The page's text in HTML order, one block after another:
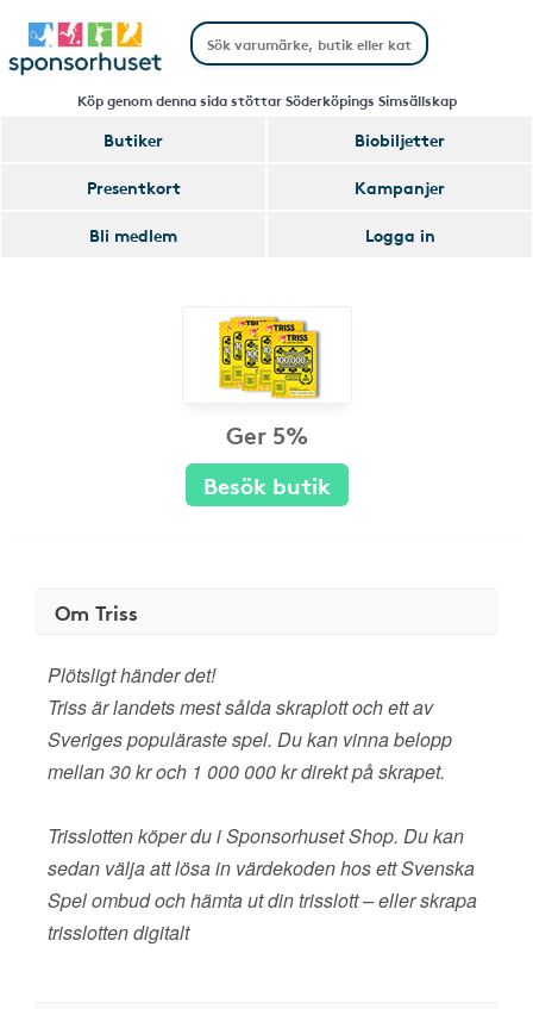
Köp genom denna sida stöttar Söderköpings Simsällskap
Butiker
Biobiljetter
Presentkort
Kampanjer
Bli medlem
Logga in
Ger 5%
Besök butik
Om Triss
Plötsligt händer det!
Triss är landets mest sålda skraplott och ett av
Sveriges populäraste spel. Du kan vinna belopp
mellan 30 kr och 1 000 000 kr direkt på skrapet.
Trisslotten köper du i Sponsorhuset Shop. Du kan
sedan välja att lösa in värdekoden hos ett Svenska
Spel ombud och hämta ut din trisslott – eller skrapa
trisslotten digitalt